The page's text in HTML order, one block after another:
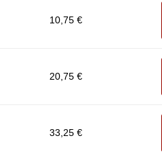
10,75 €
20,75 €
33,25 €